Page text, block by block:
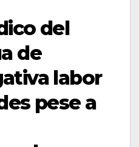
del
de
labor
pese a